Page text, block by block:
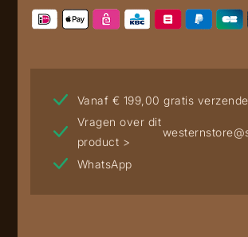
Vanaf € 199,00 gratis
Vragen over dit
product >
WhatsApp